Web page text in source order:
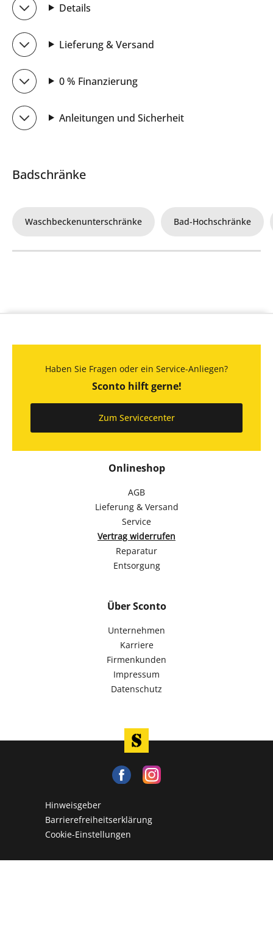
Details
Lieferung & Versand
0 % Finanzierung
Anleitungen und Sicherheit
Badschränke
Waschbeckenunterschränke Bad-Hochschränke
Onlineshop
AGB
Lieferung & Versand
Service
Vertrag widerrufen
Reparatur
Entsorgung
Über Sconto
Unternehmen
Karriere
Firmenkunden
Impressum
Datenschutz
Haben Sie Fragen oder ein Service-Anliegen?
Sconto hilft gerne!
Zum Servicecenter
Hinweisgeber
Barrierefreiheitserklärung
Cookie-Einstellungen